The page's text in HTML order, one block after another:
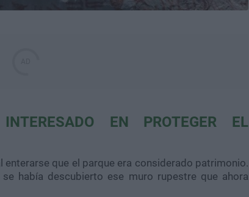
EN PROTEGER EL
enterarse que el parque era considerado patrimonio.
había descubierto ese muro rupestre que ahora